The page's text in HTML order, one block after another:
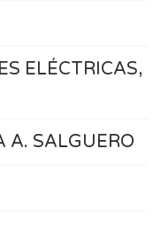
ELÉCTRICAS,
A. SALGUERO